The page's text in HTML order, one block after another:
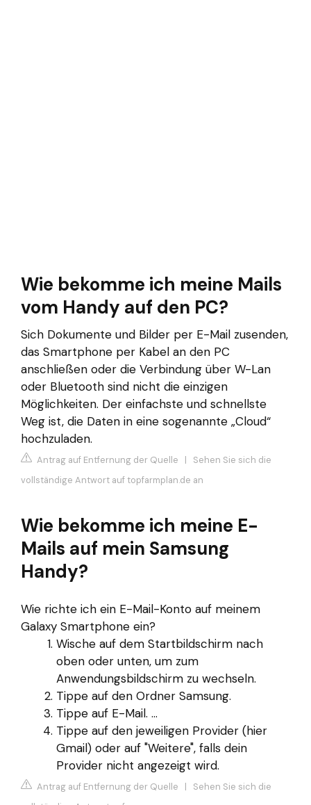
Wie bekomme ich meine Mails
vom Handy auf den PC?
Sich Dokumente und Bilder per E-Mail zusenden,
das Smartphone per Kabel an den PC
anschließen oder die Verbindung über W-Lan
oder Bluetooth sind nicht die einzigen
Möglichkeiten. Der einfachste und schnellste
Weg ist, die Daten in eine sogenannte „Cloud“
hochzuladen.
Antrag auf Entfernung der Quelle | Sehen Sie sich die
vollständige Antwort auf topfarmplan.de an
Wie bekomme ich meine E-
Mails auf mein Samsung
Handy?
Wie richte ich ein E-Mail-Konto auf meinem
Galaxy Smartphone ein?
Wische auf dem Startbildschirm nach
oben oder unten, um zum
Anwendungsbildschirm zu wechseln.
Tippe auf den Ordner Samsung.
Tippe auf E-Mail. ...
Tippe auf den jeweiligen Provider (hier
Gmail) oder auf "Weitere", falls dein
Provider nicht angezeigt wird.
Antrag auf Entfernung der Quelle | Sehen Sie sich die